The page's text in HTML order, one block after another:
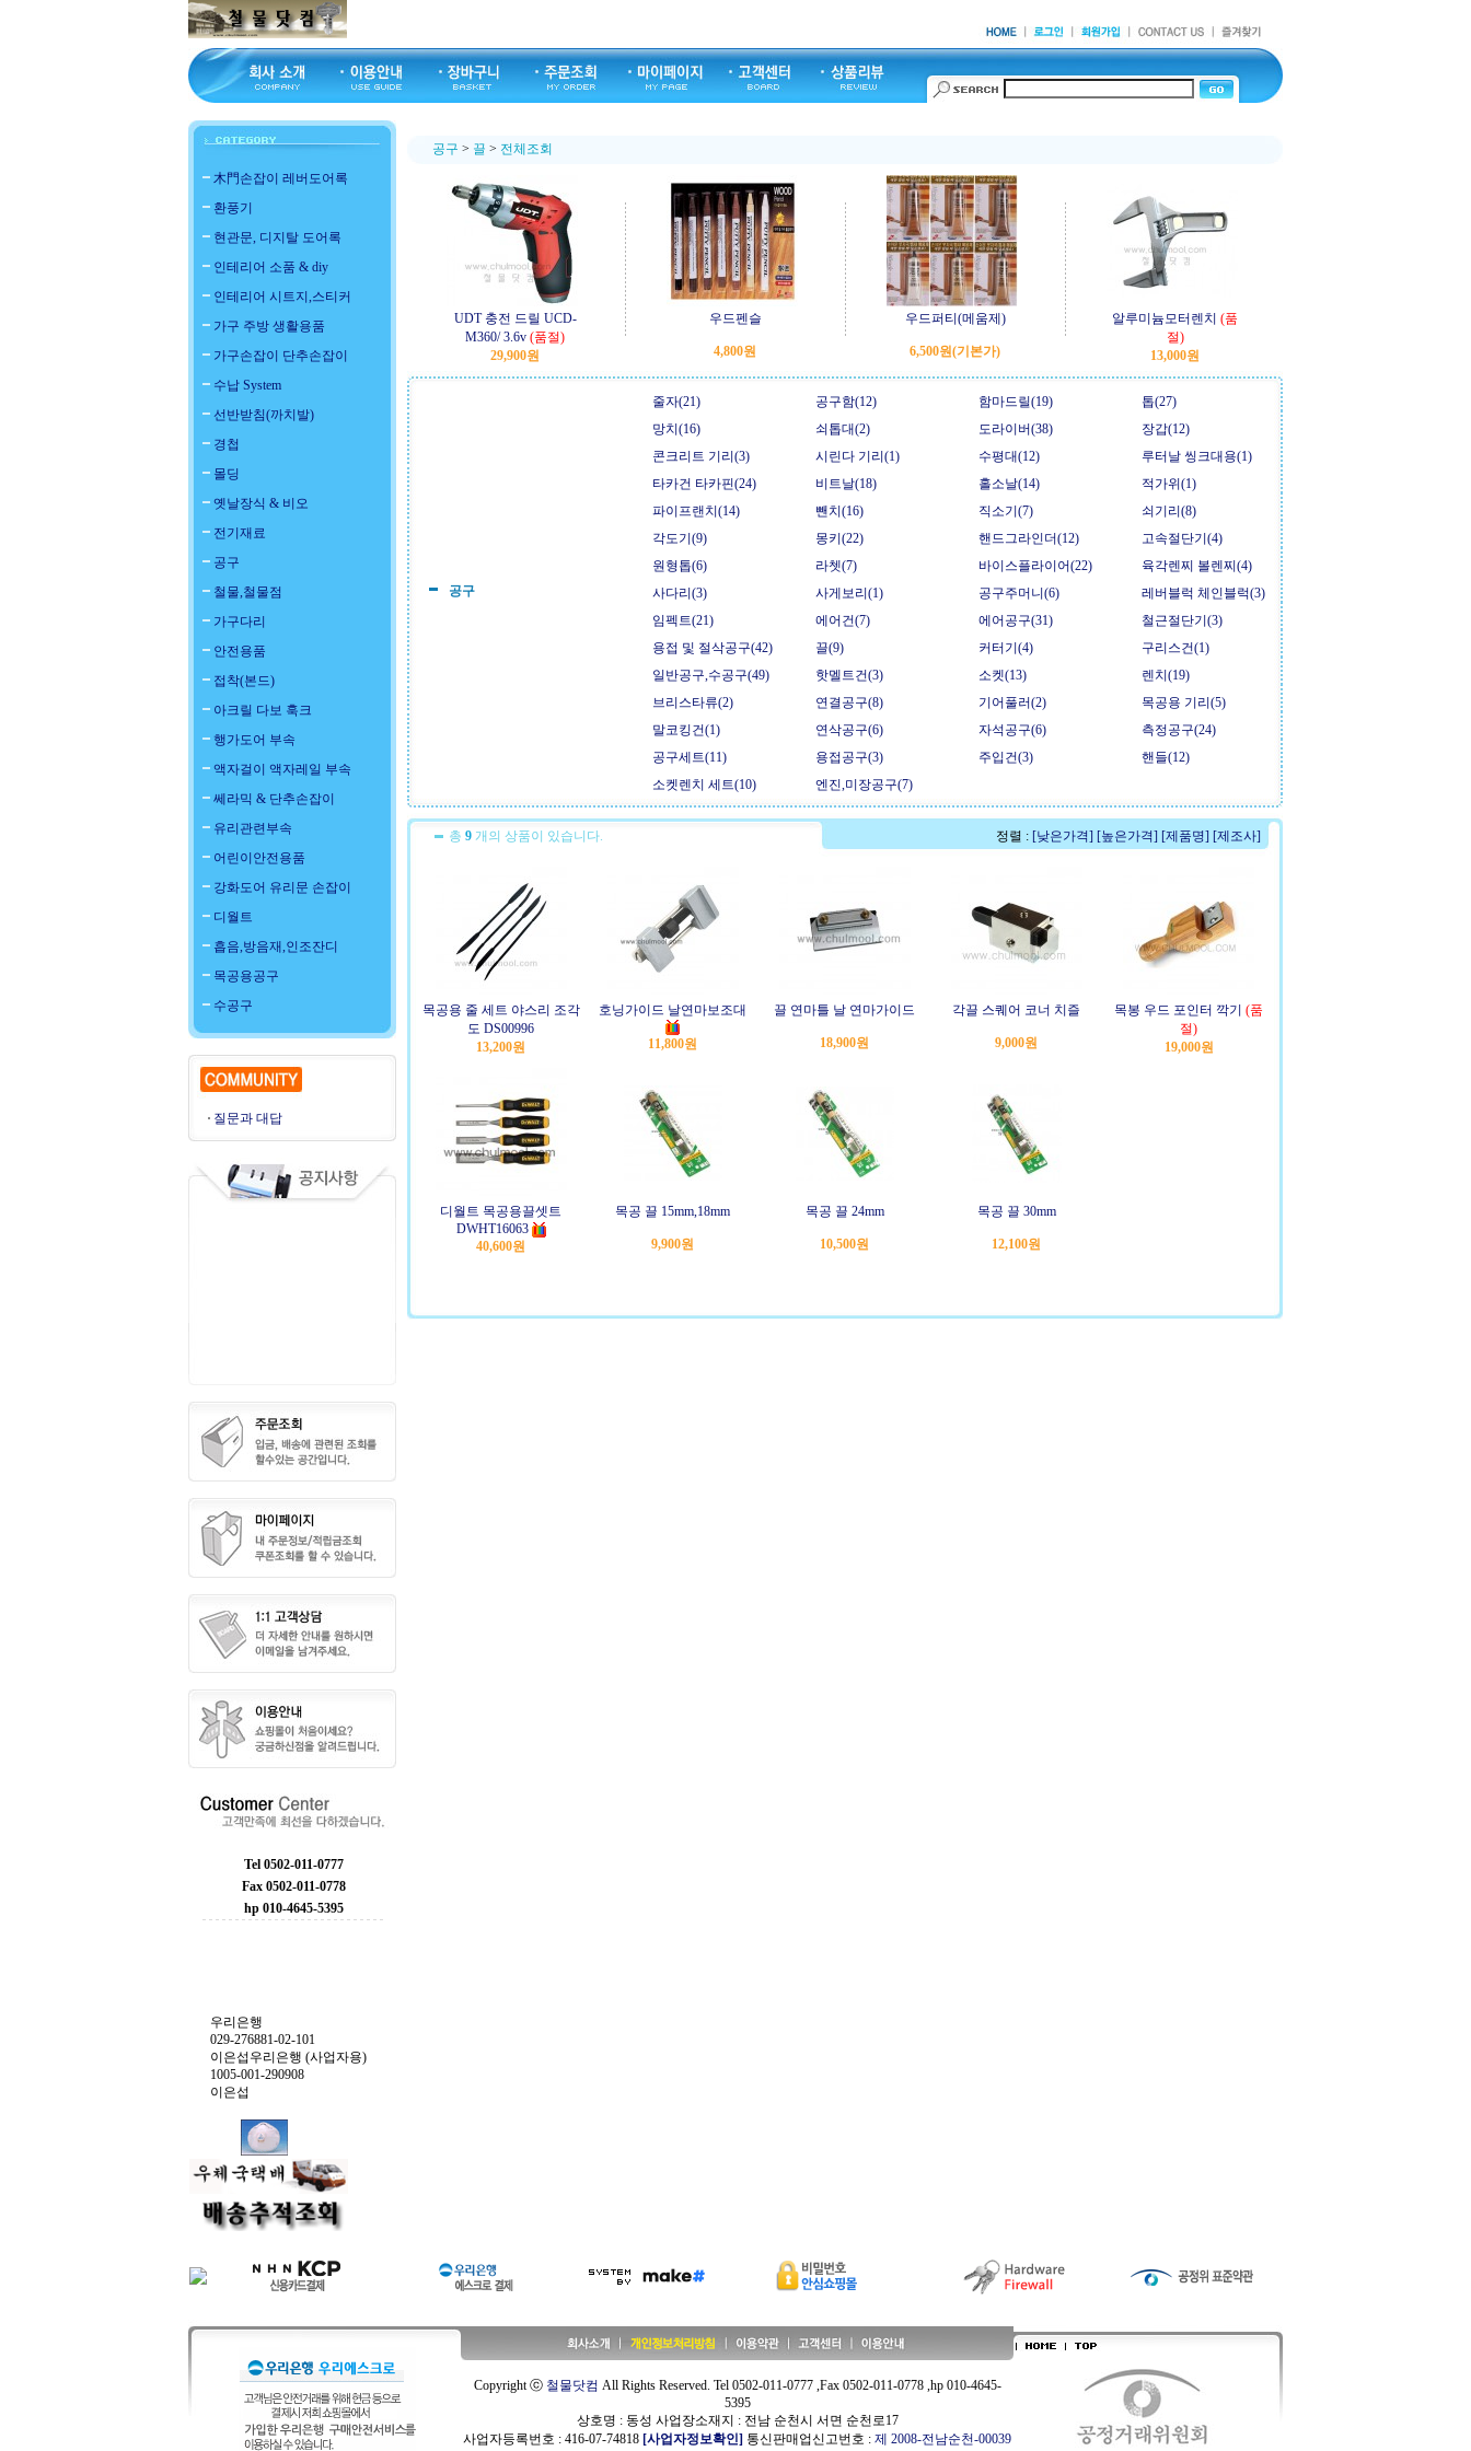
木門손잡이 레버도어록
환풍기
현관문, 디지탈 도어록
인테리어 소품 & diy
인테리어 시트지,스티커
가구 주방 생활용품
가구손잡이 단추손잡이
수납 System
선반받침(까치발)
경첩
몰딩
옛날장식 & 비오
전기재료
공구
철물,철물점
가구다리
안전용품
접착(본드)
아크릴 다보 훅크
행가도어 부속
액자걸이 액자레일 부속
쎄라믹 & 단추손잡이
유리관련부속
어린이안전용품
강화도어 유리문 손잡이
디월트
흡음,방음재,인조잔디
목공용공구
수공구
질문과 대답
Tel 0502-011-0777
Fax 0502-011-0778
hp 010-4645-5395
우리은행
029-276881-02-101
이은섭우리은행 (사업자용)
1005-001-290908
이은섭
공구 > 끌 > 전체조회
UDT 충전 드릴 UCD-
M360/ 3.6v (품절)
29,900원
우드펜슬
4,800원
우드퍼티(메움제)
6,500원(기본가)
알루미늄모터렌치 (품
절)
13,000원
공구
줄자(21) 공구함(12) 함마드릴(19)
톱(27)
망치(16)
쇠톱대(2) 도라이버(38)
장갑(12)
콘크리트 기리(3)
시린다 기리(1) 수평대(12)
루터날 씽크대용(1)
타카건 타카핀(24)
비트날(18) 홀소날(14)
적가위(1)
파이프랜치(14)
뺀치(16) 직소기(7)
쇠기리(8)
각도기(9)
몽키(22) 핸드그라인더(12)
고속절단기(4)
원형톱(6)
라쳇(7) 바이스플라이어(22)
육각렌찌 볼렌찌(4)
사다리(3)
사게보리(1) 공구주머니(6)
레버블럭 체인블럭(3)
임펙트(21)
에어건(7) 에어공구(31)
철근절단기(3)
용접 및 절삭공구(42)
끌(9) 커터기(4)
구리스건(1)
일반공구,수공구(49)
핫멜트건(3) 소켓(13)
렌치(19)
브리스타류(2)
연결공구(8) 기어풀러(2)
목공용 기리(5)
말코킹건(1)
연삭공구(6) 자석공구(6)
측정공구(24)
공구세트(11)
용접공구(3) 주입건(3)
핸들(12)
소켓렌치 세트(10)
엔진,미장공구(7)
총 9 개의 상품이 있습니다. 정렬 : [낮은가격] [높은가격] [제품명] [제조사]
목공용 줄 세트 야스리 조각
도 DS00996
13,200원
호닝가이드 날연마보조대
11,800원
끌 연마틀 날 연마가이드
18,900원
각끌 스퀘어 코너 치즐
9,000원
목봉 우드 포인터 깍기 (품
절)
19,000원
디월트 목공용끌셋트
DWHT16063
40,600원
목공 끌 15mm,18mm
9,900원
목공 끌 24mm
10,500원
목공 끌 30mm
12,100원
Copyright ⓒ 철물닷컴 All Rights Reserved. Tel 0502-011-0777 ,Fax 0502-011-0778 ,hp 010-4645-
5395
상호명 : 동성 사업장소재지 : 전남 순천시 서면 순천로17
사업자등록번호 : 416-07-74818 [사업자정보확인] 통신판매업신고번호 : 제 2008-전남순천-00039